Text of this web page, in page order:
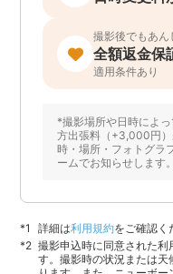
撮影後でもあん
全額返金保
適用条件あり
*撮影場所や日時によ
方出張料（+3,000円）
時・場所・フォトグラ
ームでお知らせします。
詳細は利用規約をご確認く
撮影申込時に同意された
す。撮影時の状況または